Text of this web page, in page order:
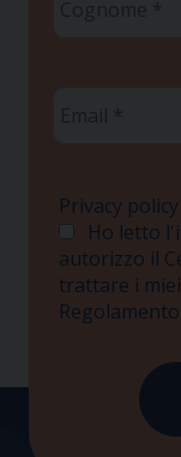
Privacy policy
Ho letto
autorizzo il
trattare i